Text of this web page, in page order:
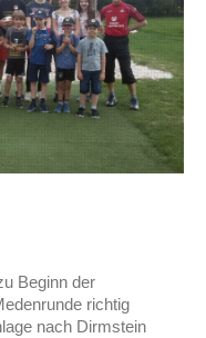
Beginn der
richtig
nach Dirmstein